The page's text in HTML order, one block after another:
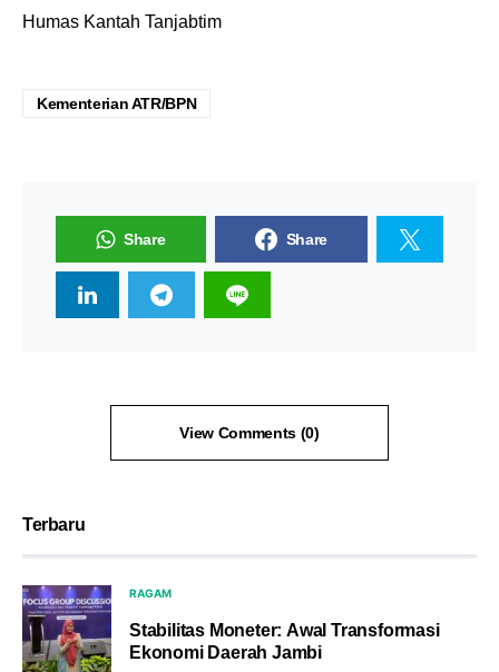
Humas Kantah Tanjabtim
Kementerian ATR/BPN
Share Share
View Comments (0)
Terbaru
RAGAM
Stabilitas Moneter: Awal Transformasi
Ekonomi Daerah Jambi